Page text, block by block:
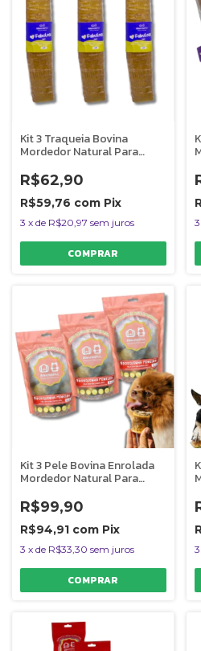
Kit 3 Traqueia Bovina
Mordedor Natural Para
AlecrimPet
R$62,90
R$59,76 com Pix
3 x de R$20,97 sem juros 3
Kit 3 Pele Bovina Enrolada
Mordedor Natural Para
R$99,90
R$94,91 com Pix
3 x de R$33,30 sem juros 3